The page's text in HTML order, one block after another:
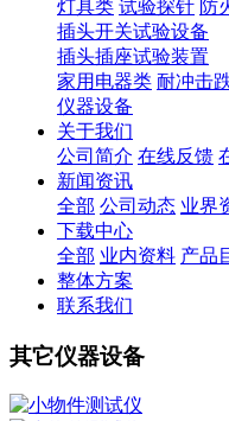
灯具类 试验探针 防
插头开关试验设备
插头插座试验装置
家用电器类 耐冲击
仪器设备
关于我们
公司简介 在线反馈
新闻资讯
全部 公司动态 业界
下载中心
全部 业内资料 产品
整体方案
联系我们
其它仪器设备